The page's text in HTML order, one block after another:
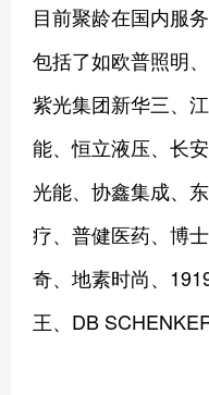
目前聚龄在国内服
包括了如欧普照明
紫光集团新华三、
能、恒立液压、长
光能、协鑫集成、
疗、普健医药、博
奇、地素时尚、
王、DB